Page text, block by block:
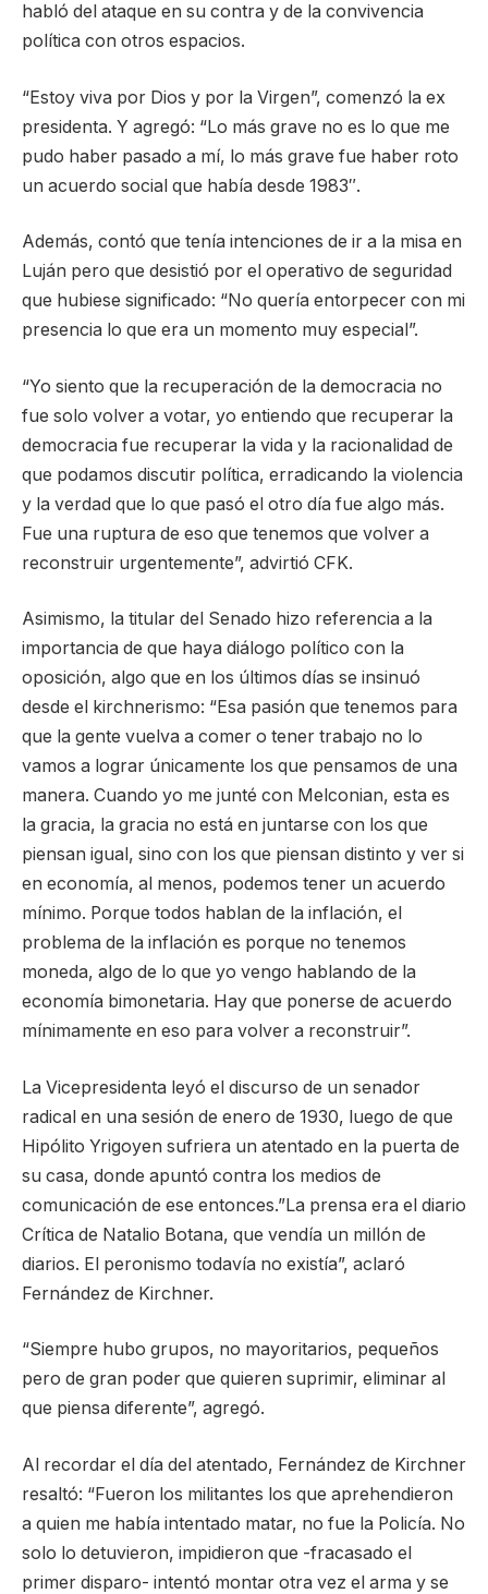
habló del ataque en su contra y de la convivencia
política con otros espacios.
“Estoy viva por Dios y por la Virgen”, comenzó la ex
presidenta. Y agregó: “Lo más grave no es lo que me
pudo haber pasado a mí, lo más grave fue haber roto
un acuerdo social que había desde 1983″.
Además, contó que tenía intenciones de ir a la misa en
Luján pero que desistió por el operativo de seguridad
que hubiese significado: “No quería entorpecer con mi
presencia lo que era un momento muy especial”.
“Yo siento que la recuperación de la democracia no
fue solo volver a votar, yo entiendo que recuperar la
democracia fue recuperar la vida y la racionalidad de
que podamos discutir política, erradicando la violencia
y la verdad que lo que pasó el otro día fue algo más.
Fue una ruptura de eso que tenemos que volver a
reconstruir urgentemente”, advirtió CFK.
Asimismo, la titular del Senado hizo referencia a la
importancia de que haya diálogo político con la
oposición, algo que en los últimos días se insinuó
desde el kirchnerismo: “Esa pasión que tenemos para
que la gente vuelva a comer o tener trabajo no lo
vamos a lograr únicamente los que pensamos de una
manera. Cuando yo me junté con Melconian, esta es
la gracia, la gracia no está en juntarse con los que
piensan igual, sino con los que piensan distinto y ver si
en economía, al menos, podemos tener un acuerdo
mínimo. Porque todos hablan de la inflación, el
problema de la inflación es porque no tenemos
moneda, algo de lo que yo vengo hablando de la
economía bimonetaria. Hay que ponerse de acuerdo
mínimamente en eso para volver a reconstruir”.
La Vicepresidenta leyó el discurso de un senador
radical en una sesión de enero de 1930, luego de que
Hipólito Yrigoyen sufriera un atentado en la puerta de
su casa, donde apuntó contra los medios de
comunicación de ese entonces.”La prensa era el diario
Crítica de Natalio Botana, que vendía un millón de
diarios. El peronismo todavía no existía”, aclaró
Fernández de Kirchner.
“Siempre hubo grupos, no mayoritarios, pequeños
pero de gran poder que quieren suprimir, eliminar al
que piensa diferente”, agregó.
Al recordar el día del atentado, Fernández de Kirchner
resaltó: “Fueron los militantes los que aprehendieron
a quien me había intentado matar, no fue la Policía. No
solo lo detuvieron, impidieron que -fracasado el
primer disparo- intentó montar otra vez el arma y se